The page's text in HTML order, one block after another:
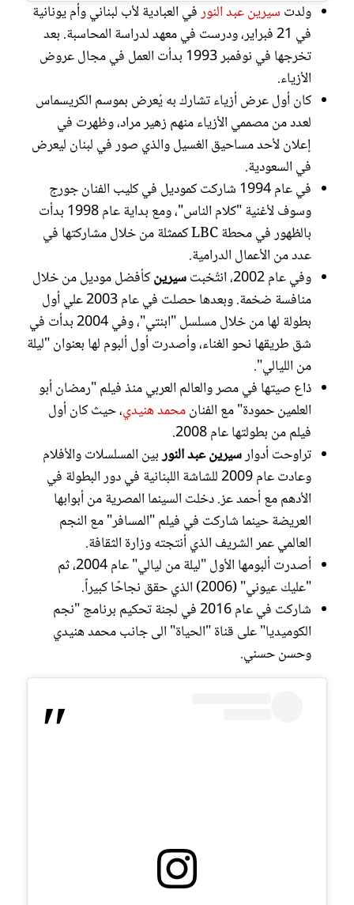
ولدت سيرين عبد النورفي العبادية لأب لبناني وأم يونانية
في 21 فبراير، ودرست في معهد لدراسة المحاسبة. بعد
تخرجها في نوفمبر 1993 بدأت العمل في مجال عروض
الأزياء.
كان أول عرض أزياء تشارك به يُعرض بموسم الكريسماس
لعدد من مصممي الأزياء منهم زهير مراد، وظهرت في
إعلان لأحد مساحيق الغسيل والذي صور في لبنان ليعرض
في السعودية.
في عام 1994 شاركت كموديل في كليب الفنان جورج
وسوف لأغنية "كلام الناس"، ومع بداية عام 1998 بدأت
بالظهور في محطة LBC كممثلة من خلال مشاركتها في
عدد من الأعمال الدرامية.
وفي عام 2002، انتُخبت
سيرينكأفضل موديل من خلال
منافسة ضخمة. وبعدها حصلت في عام 2003 علي أول
بطولة لها من خلال مسلسل "ابنتي"، وفي 2004 بدأت في
شق طريقها نحو الغناء، وأصدرت أول ألبوم لها بعنوان "ليلة
من الليالي".
ذاع صيتها في مصر والعالم العربي منذ فيلم "رمضان أبو
العلمين حمودة" مع الفنانمحمد هنيدي، حيث كان أول
فيلم من بطولتها عام 2008.
تراوحت أدوارسيرين عبد النوربين المسلسلات والأفلام
وعادت عام 2009 للشاشة اللبنانية في دور البطولة في
الأدهم مع أحمد عز. دخلت السينما المصرية من أبوابها
العريضة حينما شاركت في فيلم "المسافر" مع النجم
العالمي عمر الشريف الذي أنتجته وزارة الثقافة.
أصدرت ألبومها الأول "ليلة من ليالي" عام 2004، ثم
"عليك عيوني" (2006) الذي حقق نجاحًا كبيراً.
شاركت في عام 2016 في لجنة تحكيم برنامج "نجم
الكوميديا" على قناة "الحياة" الى جانب محمد هنيدي
وحسن حسني.